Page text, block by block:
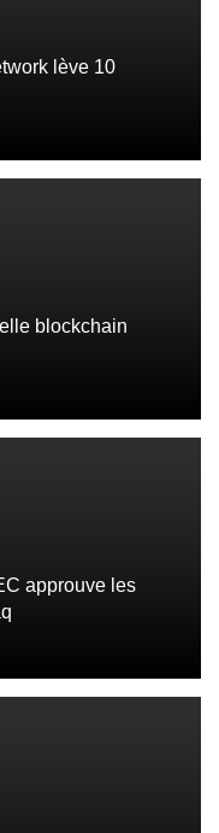
lève 10
blockchain
approuve les